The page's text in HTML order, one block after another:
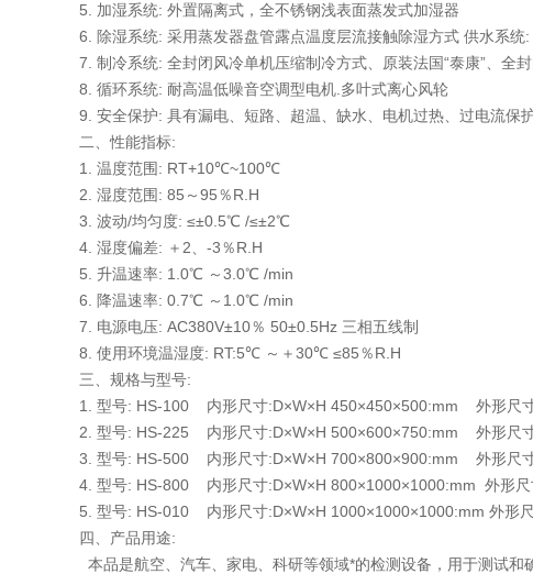
5. 加湿系统: 外置隔离式，全不锈钢浅表面蒸发式加湿器
6. 除湿系统: 采用蒸发器盘管露点温度层流接触除湿方式 供水系
7. 制冷系统: 全封闭风冷单机压缩制冷方式、原装法国“泰康”、全
8. 循环系统: 耐高温低噪音空调型电机.多叶式离心风轮
9. 安全保护: 具有漏电、短路、超温、缺水、电机过热、过电流保
二、性能指标:
1. 温度范围: RT+10℃~100℃
2. 湿度范围: 85～95％R.H
3. 波动/均匀度: ≤±0.5℃ /≤±2℃
4. 湿度偏差: ＋2、-3％R.H
5. 升温速率: 1.0℃ ～3.0℃ /min
6. 降温速率: 0.7℃ ～1.0℃ /min
7. 电源电压: AC380V±10％ 50±0.5Hz 三相五线制
8. 使用环境温湿度: RT:5℃ ～＋30℃ ≤85％R.H
三、规格与型号:
1. 型号: HS-100 内形尺寸:D×W×H 450×450×500:mm 外形尺
2. 型号: HS-225 内形尺寸:D×W×H 500×600×750:mm 外形尺
3. 型号: HS-500 内形尺寸:D×W×H 700×800×900:mm 外形尺
4. 型号: HS-800 内形尺寸:D×W×H 800×1000×1000:mm 外形尺
5. 型号: HS-010 内形尺寸:D×W×H 1000×1000×1000:mm 外形
四、产品用途:
本品是航空、汽车、家电、科研等领域*的检测设备，用于测试